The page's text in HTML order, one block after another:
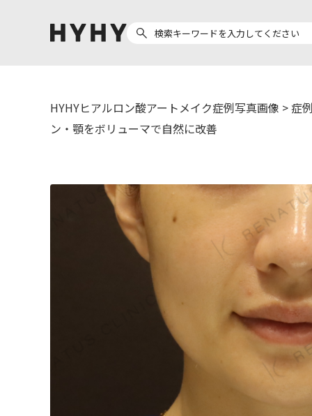
ア
ク
医
看
ヒアルロン酸注入 医療脱毛
ザーフ(XERF)
ボラックス
ボリューマ
ボリフト
ボルベラ
ボライト
レナトゥスヒアルロン酸
ダイヤモンドフィール/ピ
HYHYヒアルロン酸アートメイク症例写真画像 >症
ン・顎をボリューマで自然に改善